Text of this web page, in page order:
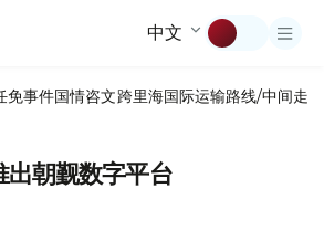
中文
免事件国情咨文跨里海国际运输路线/中间走廊
朝觐数字平台